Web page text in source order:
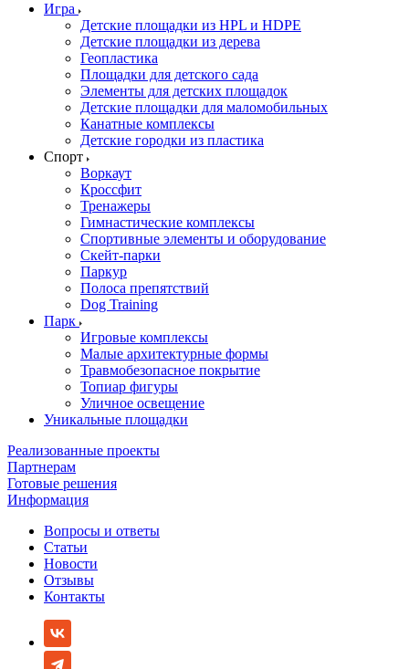
Игра
Детские площадки из HPL и HDPE
Детские площадки из дерева
Геопластика
Площадки для детского сада
Элементы для детских площадок
Детские площадки для маломобильных
Канатные комплексы
Детские городки из пластика
Спорт
Воркаут
Кроссфит
Тренажеры
Гимнастические комплексы
Спортивные элементы и оборудование
Скейт-парки
Паркур
Полоса препятствий
Dog Training
Парк
Игровые комплексы
Малые архитектурные формы
Травмобезопасное покрытие
Топиар фигуры
Уличное освещение
Уникальные площадки
Реализованные проекты
Партнерам
Готовые решения
Информация
Вопросы и ответы
Статьи
Новости
Отзывы
Контакты